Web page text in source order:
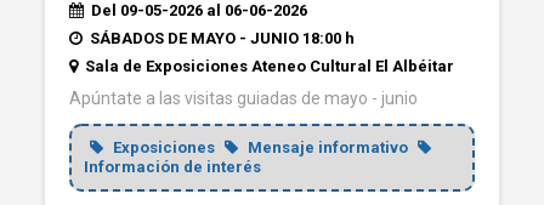
Del 09-05-2026 al 06-06-2026
SÁBADOS DE MAYO - JUNIO 18:00 h
Sala de Exposiciones Ateneo Cultural El Albéitar
Apúntate a las visitas guiadas de mayo - junio
Exposiciones
Mensaje informativo
Información de interés